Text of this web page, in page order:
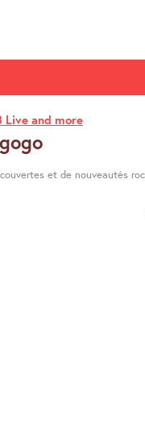
Live and more
et de nouveautés